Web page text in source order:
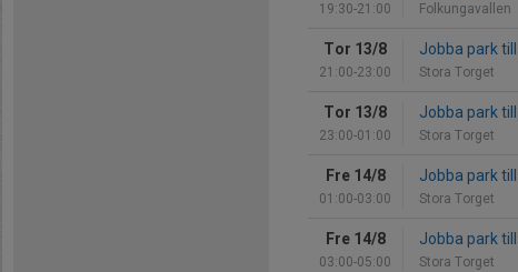
19:30-21:00 Folkungavallen
Tor 13/8
21:00-23:00
Jobba park
Stora Torget
Tor 13/8
23:00-01:00
Jobba park
Stora Torget
Fre 14/8
01:00-03:00
Jobba park
Stora Torget
Fre 14/8
03:00-05:00
Jobba park
Stora Torget